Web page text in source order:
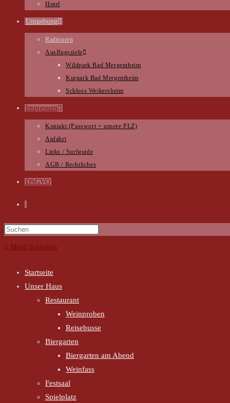
Hotel
Umgebung
Radtouren
Ausflugsziele
Wildpark Bad Mergentheim
Kurpark Bad Mergentheim
Schloss Weikersheim
Impressum
Kontakt (Passwort = unsere PLZ)
Anfahrt
Links / Surfguide
AGB / Rechtliches
DSGVO
Menü Schließen
Startseite
Unser Haus
Restaurant
Weinproben
Reisebusse
Biergarten
Biergarten am Abend
Weinfass
Festsaal
Spielplatz